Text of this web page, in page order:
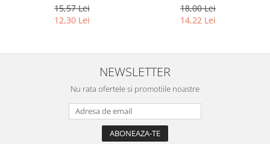
15,57 Lei
12,30 Lei
18,00 Lei
14,22 Lei
NEWSLETTER
Nu rata ofertele si promotiile noastre